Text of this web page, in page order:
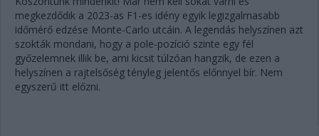
megkezdődik a 2023-as F1-es idény egyik legizgalmasabb
időmérő edzése Monte-Carlo utcáin. A legendás helyszínen azt
szokták mondani, hogy a pole-pozíció szinte egy fél
győzelemnek illik be, ami kicsit túlzóan hangzik, de ezen a
helyszínen a rajtelsőség tényleg jelentős előnnyel bír. Nem
egyszerű itt előzni.